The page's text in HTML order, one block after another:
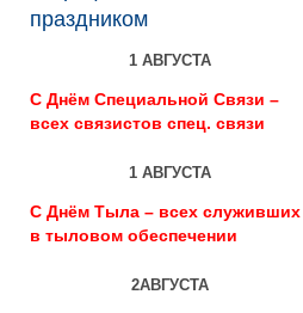
праздником
1 АВГУСТА
С Днём Специальной Связи –
всех связистов спец. связи
1 АВГУСТА
С Днём Тыла – всех служивших
в тыловом обеспечении
2АВГУСТА